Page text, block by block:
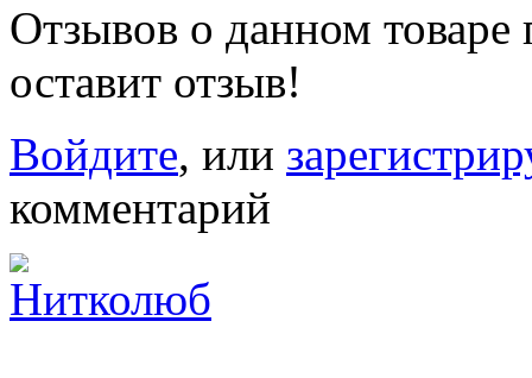
Отзывов о данном товаре
оставит отзыв!
Войдите, или
комментарий